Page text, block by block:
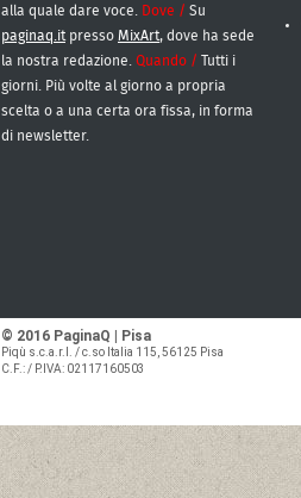
alla quale dare voce.
Dove / Su
paginaq.it presso MixArt, dove ha sede
la nostra redazione. Quando / Tutti i
giorni. Più volte al giorno a propria
scelta o a una certa ora fissa, in forma
di newsletter.
© 2016 PaginaQ | Pisa
Piqù s.c.a.r.l.
/ c.so Italia 115, 56125 Pisa
C.F.: / P.IVA: 02117160503